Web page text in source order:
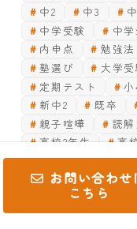
中2
中3
中学受験
中学
内申点
勉強法
塾選び
大学
定期テスト
小
新中2
既卒
親子喧嘩
読解
高校2年生
高
お問い合わせ
こちら